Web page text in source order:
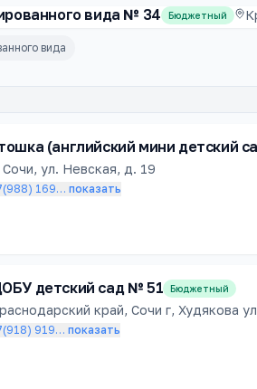
вида № 34 Бюджетный
вида
(английский мини детский
Сочи, ул. Невская, д. 19
169… показать
детский сад № 51 Бюджетный
край, Сочи г, Худякова
919… показать